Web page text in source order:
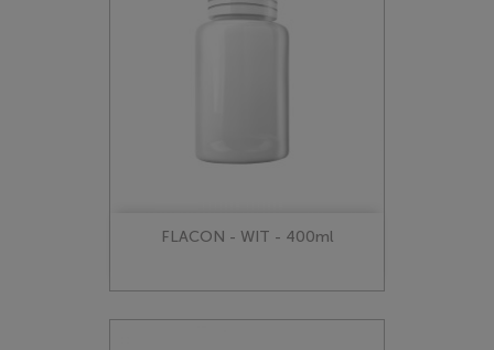
FLACON - WIT - 400ml